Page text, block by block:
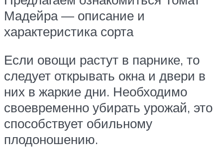
Мадейра — описание и
характеристика сорта
Если овощи растут в парнике, то
следует открывать окна и двери в
них в жаркие дни. Необходимо
своевременно убирать урожай, это
способствует обильному
плодоношению.